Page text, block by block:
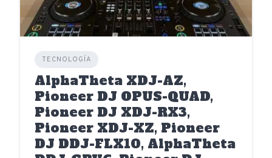
TECNOLOGÍA
AlphaTheta XDJ-AZ,
Pioneer DJ OPUS-QUAD,
Pioneer DJ XDJ-RX3,
Pioneer XDJ-XZ, Pioneer
DJ DDJ-FLX10, AlphaTheta